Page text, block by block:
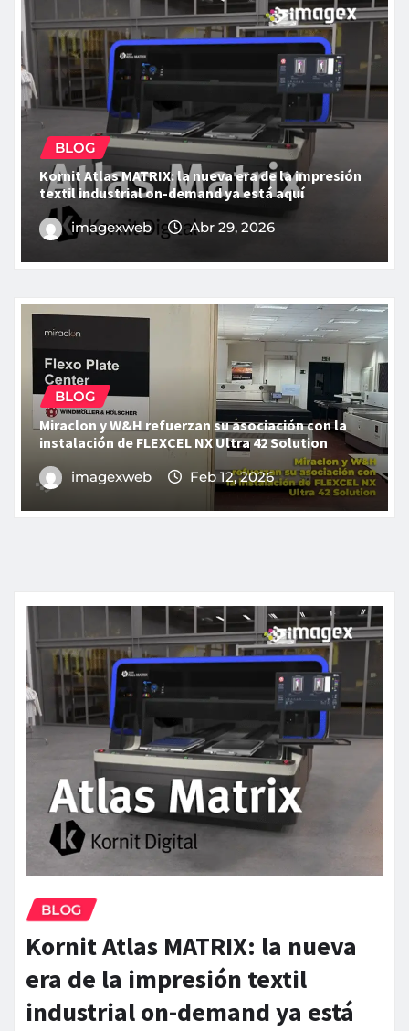
BLOG
Kornit Atlas MATRIX: la nueva era de la impresión
textil industrial on-demand ya está aquí
imagexweb Abr 29, 2026
BLOG
Miraclon y W&H refuerzan su asociación con la
instalación de FLEXCEL NX Ultra 42 Solution
imagexweb Feb 12, 2026
BLOG
Kornit Atlas MATRIX: la nueva
era de la impresión textil
industrial on-demand ya está